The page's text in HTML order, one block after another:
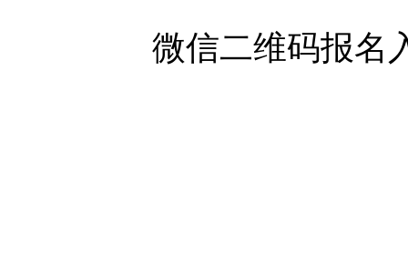
微信二维码报名